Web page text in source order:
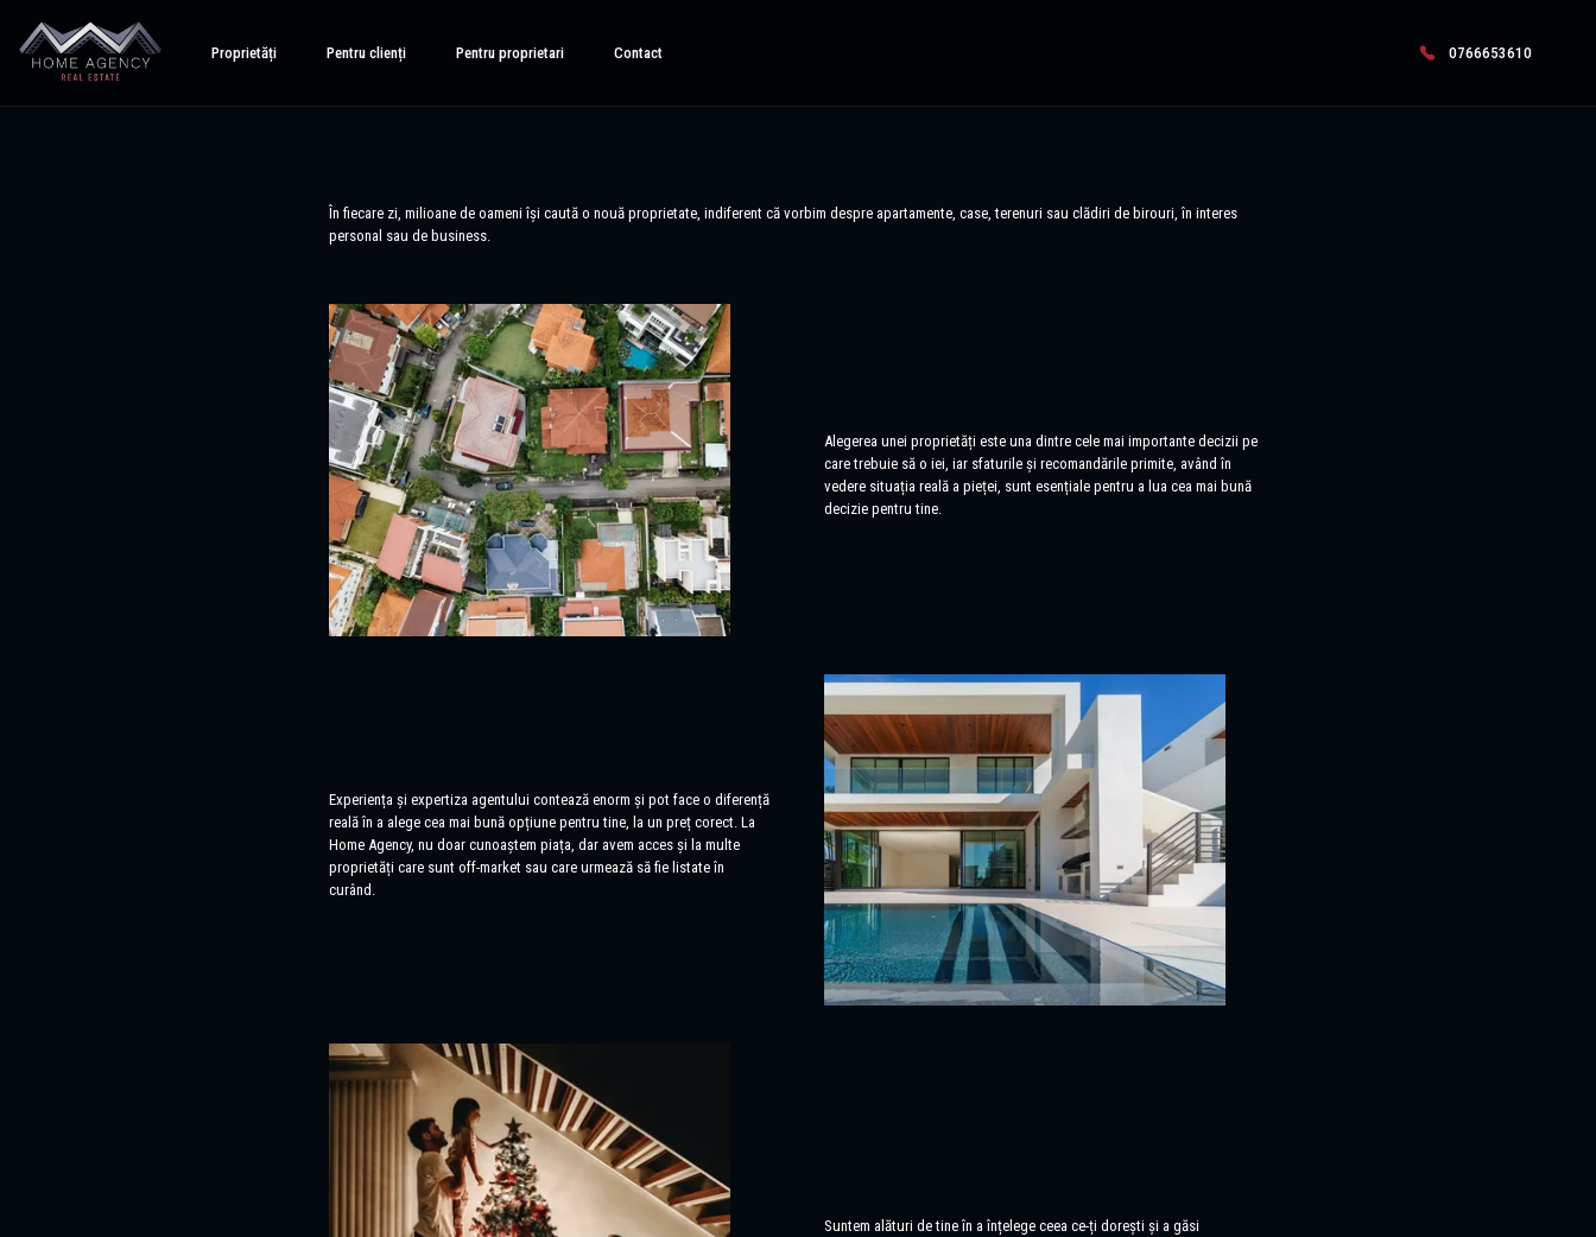
Proprietăți Pentru clienți Pentru proprietari Contact 0766653610
În fiecare zi, milioane de oameni își caută o nouă proprietate, indiferent că vorbim despre apartamente, case, terenuri sau clădiri de birouri, în interes
personal sau de business.
Alegerea unei proprietăți este una dintre cele mai importante decizii pe
care trebuie să o iei, iar sfaturile și recomandările primite, având în
vedere situația reală a pieței, sunt esențiale pentru a lua cea mai bună
decizie pentru tine.
Experiența și expertiza agentului contează enorm și pot face o diferență
reală în a alege cea mai bună opțiune pentru tine, la un preț corect. La
Home Agency, nu doar cunoaștem piața, dar avem acces și la multe
proprietăți care sunt off-market sau care urmează să fie listate în
curând.
Suntem alături de tine în a înțelege ceea ce-ți dorești și a găsi